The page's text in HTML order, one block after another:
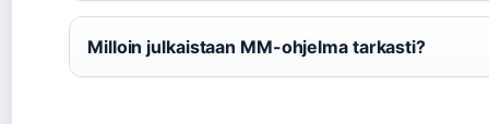
Milloin julkaistaan MM-ohjelma tarkasti?